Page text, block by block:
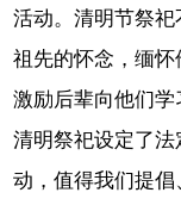
活动。清明节祭
祖先的怀念，缅怀
激励后辈向他们
清明祭祀设定了
动，值得我们提